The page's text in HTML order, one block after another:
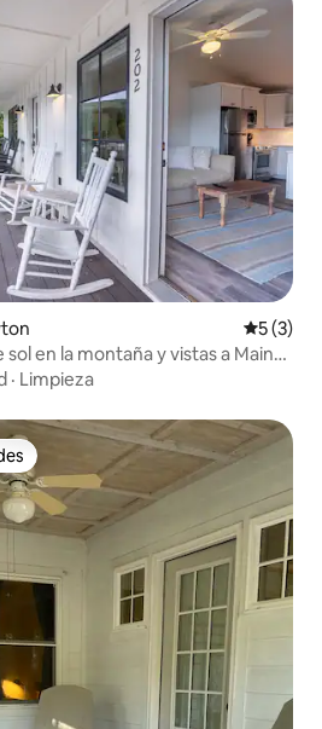
5 (3)
en la montaña y vistas a Main
· Limpieza